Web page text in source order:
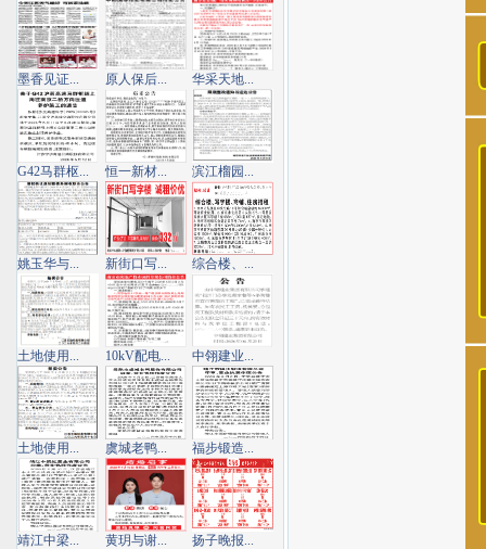
墨香见证... 原人保后... 华采天地...
G42马群枢... 恒一新材... 滨江榴园...
姚玉华与... 新街口写... 综合楼、...
土地使用... 10kV配电... 中翎建业...
土地使用... 虞城老鸭... 福步锻造...
靖江中梁... 黄玥与谢... 扬子晚报...